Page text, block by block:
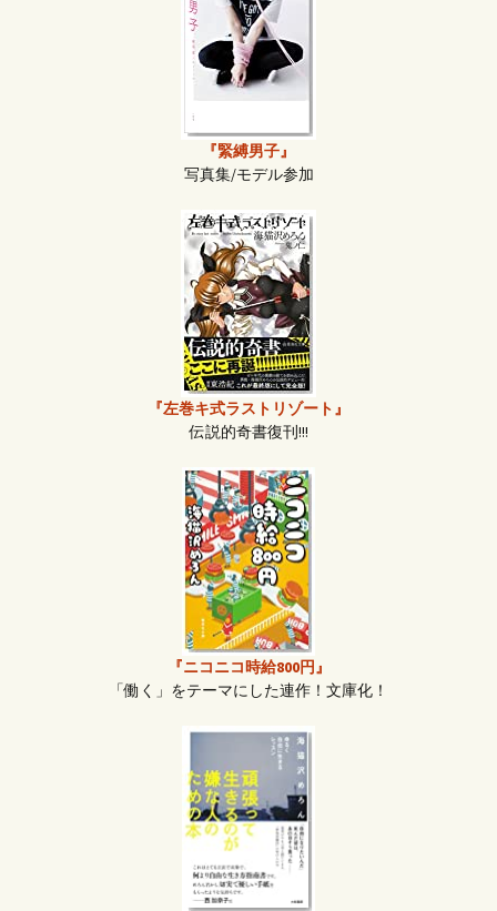
『緊縛男子』
写真集/モデル参加
『左巻キ式ラストリゾート』
伝説的奇書復刊!!!
『ニコニコ時給800円』
「働く」をテーマにした連作！文庫化！